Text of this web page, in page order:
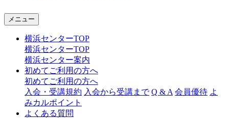
ャ
メニュー
横浜センターTOP
横浜センターTOP
横浜センター案内
初めてご利用の方へ
初めてご利用の方へ
入会・受講規約 入会から受講まで Q & A 会員優待 よ
みカルポイント
よくある質問